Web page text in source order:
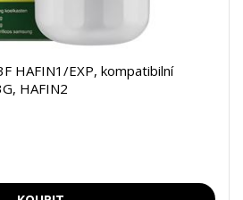
HAFIN1/EXP, kompatibilní
HAFIN2